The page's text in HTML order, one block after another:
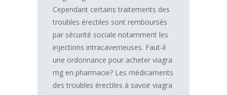
Cependant certains traitements des
troubles érectiles sont remboursés
par sécurité sociale notamment les
injections intracaverneuses. Faut-il
une ordonnance pour acheter viagra
mg en pharmacie? Les médicaments
des troubles érectiles à savoir viagra